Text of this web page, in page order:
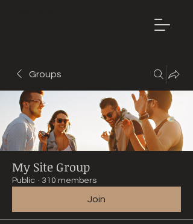
Groups
My Site Group
Public · 310 members
Join